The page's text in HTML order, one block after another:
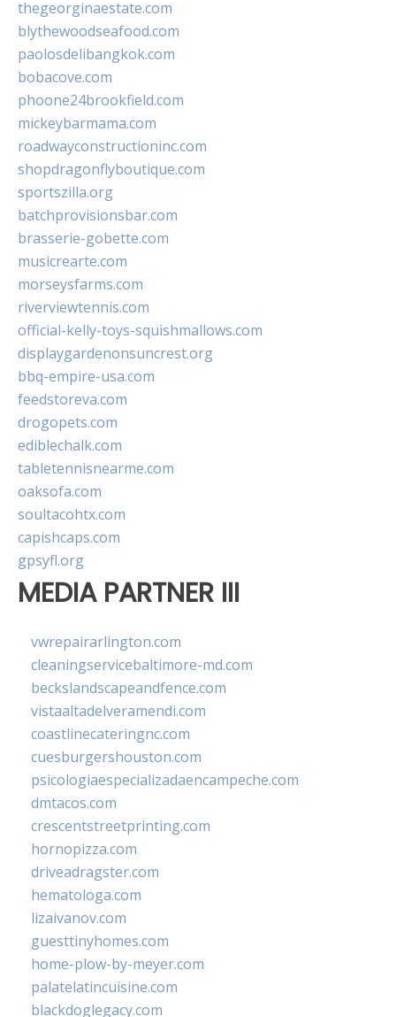
thegeorginaestate.com
blythewoodseafood.com
paolosdelibangkok.com
bobacove.com
phoone24brookfield.com
mickeybarmama.com
roadwayconstructioninc.com
shopdragonflyboutique.com
sportszilla.org
batchprovisionsbar.com
brasserie-gobette.com
musicrearte.com
morseysfarms.com
riverviewtennis.com
official-kelly-toys-squishmallows.com
displaygardenonsuncrest.org
bbq-empire-usa.com
feedstoreva.com
drogopets.com
ediblechalk.com
tabletennisnearme.com
oaksofa.com
soultacohtx.com
capishcaps.com
gpsyfl.org
MEDIA PARTNER III
vwrepairarlington.com
cleaningservicebaltimore-md.com
beckslandscapeandfence.com
vistaaltadelveramendi.com
coastlinecateringnc.com
cuesburgershouston.com
psicologiaespecializadaencampeche.com
dmtacos.com
crescentstreetprinting.com
hornopizza.com
driveadragster.com
hematologa.com
lizaivanov.com
guesttinyhomes.com
home-plow-by-meyer.com
palatelatincuisine.com
blackdoglegacy.com